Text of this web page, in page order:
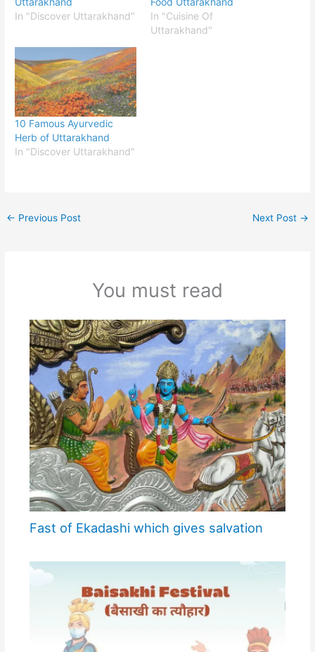
In "Discover Uttarakhand"
In "Cuisine Of
Uttarakhand"
10 Famous Ayurvedic
Herb of Uttarakhand
In "Discover Uttarakhand"
← Previous Post Next Post →
You must read
Fast of Ekadashi which gives salvation